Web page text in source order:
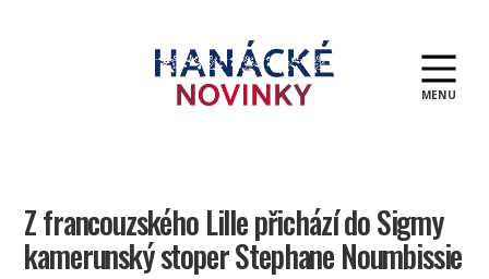
MENU
Z francouzského Lille přichází do Sigmy
kamerunský stoper Stephane Noumbissie